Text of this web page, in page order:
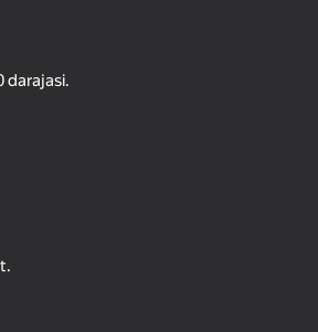
batafsil
darajasi.